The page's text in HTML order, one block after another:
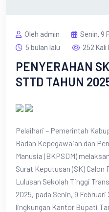
Oleh admin
Senin, 9
5 bulan lalu
252 Kali
PENYERAHAN
STTD TAHUN
Pelaihari – Pemerintah
Badan Kepegawaian dan
Manusia (BKPSDM)
Surat Keputusan (SK) Calon
Lulusan Sekolah Tinggi
2025, pada Senin, 9
lingkungan Kantor Bupati